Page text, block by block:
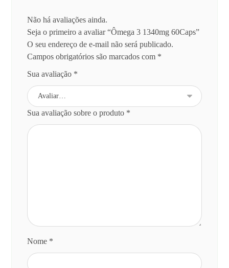
Não há avaliações ainda.
Seja o primeiro a avaliar “Ômega 3 1340mg 60Caps”
O seu endereço de e-mail não será publicado.
Campos obrigatórios são marcados com *
Sua avaliação *
Sua avaliação sobre o produto *
Nome *